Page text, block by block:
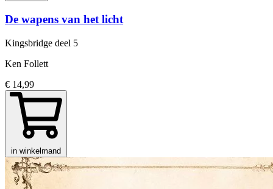
De wapens van het licht
Kingsbridge deel 5
Ken Follett
€ 14,99
in winkelmand